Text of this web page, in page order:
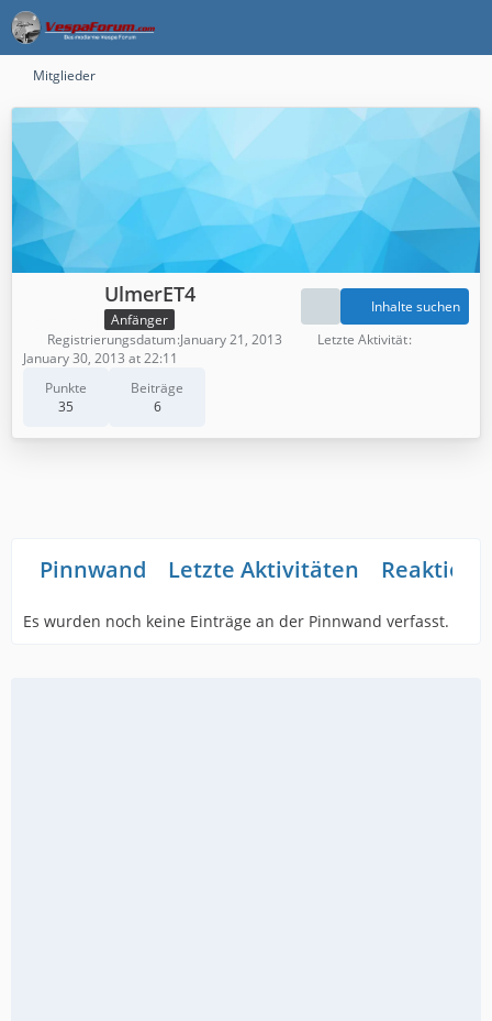
Mitglieder
UlmerET4
Anfänger
Punkte
35
Beiträge
6
Inhalte suchen
Registrierungsdatum January 21, 2013
Letzte Aktivität
January 30, 2013 at 22:11
Pinnwand Letzte Aktivitäten
Es wurden noch keine Einträge an der Pinnwand verfasst.